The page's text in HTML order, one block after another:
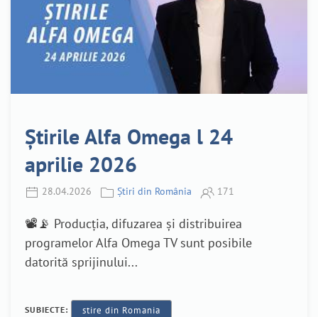
Știrile Alfa Omega l 24
aprilie 2026
28.04.2026 Știri din România 171
📽️📡 Producția, difuzarea și distribuirea
programelor Alfa Omega TV sunt posibile
datorită sprijinului...
SUBIECTE: stire din Romania